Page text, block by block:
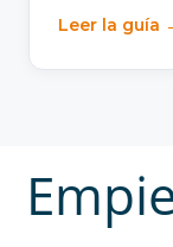
Leer la guía